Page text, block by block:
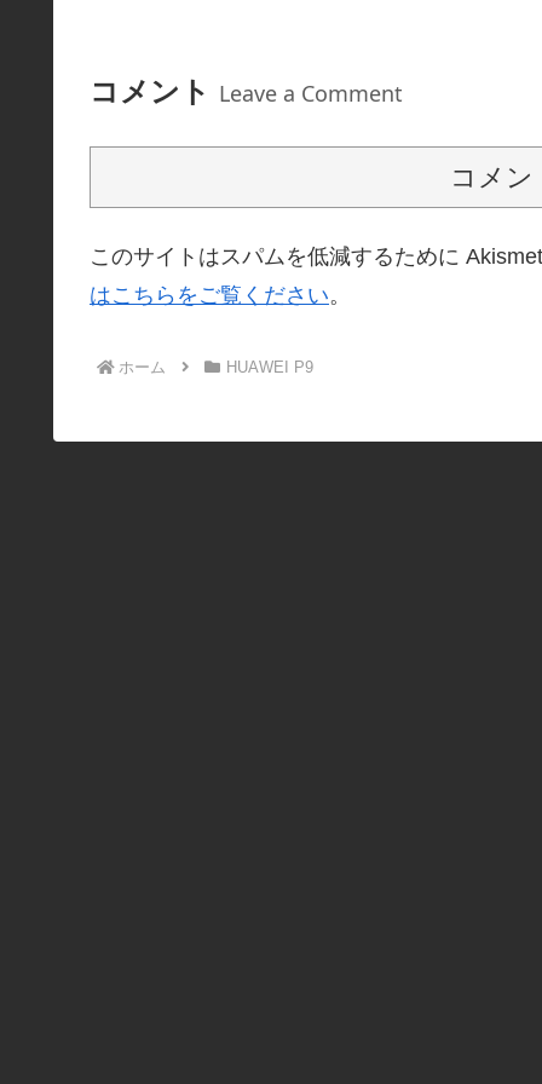
コメント Leave a Comment
コメン
このサイトはスパムを低減するために
はこちらをご覧ください。
ホーム HUAWEI P9